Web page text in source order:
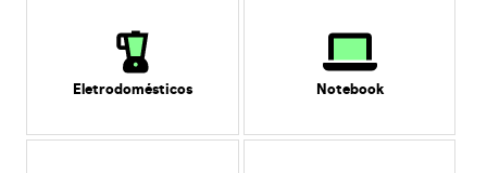
Eletrodomésticos Notebook